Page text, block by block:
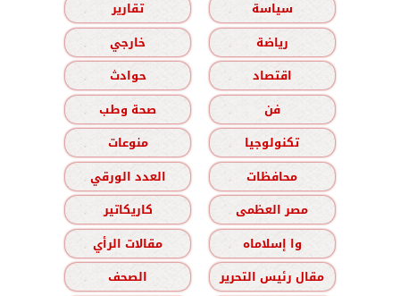
سياسة
تقارير
رياضة
خارجي
اقتصاد
حوادث
فن
صحة وطب
تكنولوجيا
منوعات
محافظات
العدد الورقي
مصر العظمى
كاريكاتير
وا إسلاماه
مقالات الرأي
مقال رئيس التحرير
الصحف